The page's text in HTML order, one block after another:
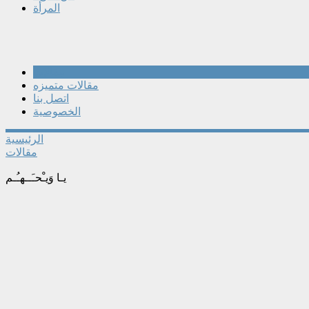
المرأة
مقالات متميزه
اتصل بنا
الخصوصية
الرئيسية
مقالات
يـا وَيـْحـَــهـُـم